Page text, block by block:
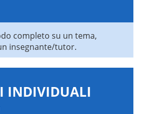
completo su un tema,
insegnante/tutor.
INDIVIDUALI